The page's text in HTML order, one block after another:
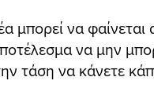
μπορεί να
να μην
τάση να κάνετε